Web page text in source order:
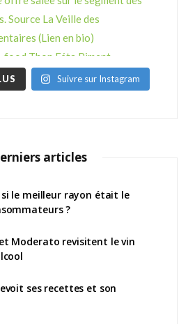
Suivre sur Instagram
articles
le meilleur rayon était le
?
Moderato revisitent le vin
ses recettes et son